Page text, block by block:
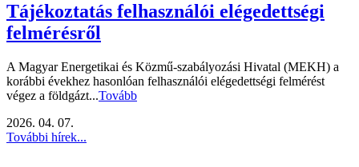
Tájékoztatás felhasználói elégedettségi
felmérésről
A Magyar Energetikai és Közmű-szabályozási Hivatal (MEKH) a
korábbi évekhez hasonlóan felhasználói elégedettségi felmérést
végez a földgázt...Tovább
2026. 04. 07.
További hírek...